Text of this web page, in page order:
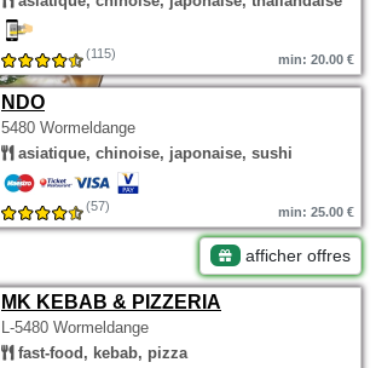
(115) min: 20.00 €
NDO
5480 Wormeldange
asiatique, chinoise, japonaise, sushi
(57) min: 25.00 €
afficher offres
MK KEBAB & PIZZERIA
L-5480 Wormeldange
fast-food, kebab, pizza